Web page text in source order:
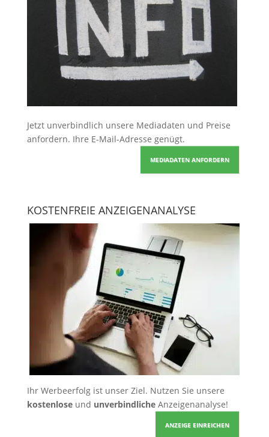
Jetzt unverbindlich unsere Mediadaten und Preise
anfordern. Ihre E-Mail-Adresse genügt.
MEDIADATEN ANFORDERN
KOSTENFREIE ANZEIGENANALYSE
Ihr Werbeerfolg ist unser Ziel. Nutzen Sie unsere
kostenloseund unverbindlicheAnzeigenanalyse!
ANZEIGE EINREICHEN